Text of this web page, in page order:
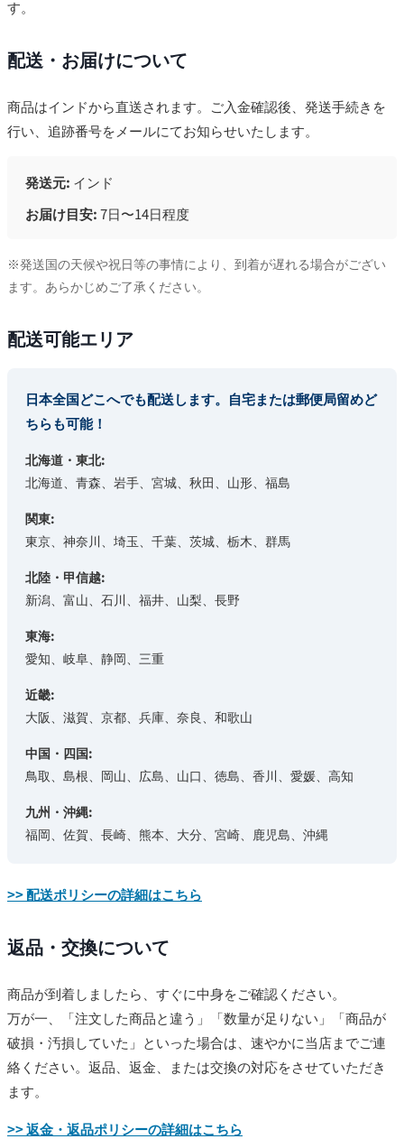
す。
配送・お届けについて
商品はインドから直送されます。ご入金確認後、発送手続きを
行い、追跡番号をメールにてお知らせいたします。
発送元: インド
お届け目安:7日〜14日程度
※発送国の天候や祝日等の事情により、到着が遅れる場合がござい
ます。あらかじめご了承ください。
配送可能エリア
日本全国どこへでも配送します。自宅または郵便局留めど
ちらも可能！
北海道・東北:
北海道、青森、岩手、宮城、秋田、山形、福島
関東:
東京、神奈川、埼玉、千葉、茨城、栃木、群馬
北陸・甲信越:
新潟、富山、石川、福井、山梨、長野
東海:
愛知、岐阜、静岡、三重
近畿:
大阪、滋賀、京都、兵庫、奈良、和歌山
中国・四国:
鳥取、島根、岡山、広島、山口、徳島、香川、愛媛、高知
九州・沖縄:
福岡、佐賀、長崎、熊本、大分、宮崎、鹿児島、沖縄
>> 配送ポリシーの詳細はこちら
返品・交換について
商品が到着しましたら、すぐに中身をご確認ください。
万が一、「注文した商品と違う」「数量が足りない」「商品が
破損・汚損していた」といった場合は、速やかに当店までご連
絡ください。返品、返金、または交換の対応をさせていただき
ます。
>> 返金・返品ポリシーの詳細はこちら